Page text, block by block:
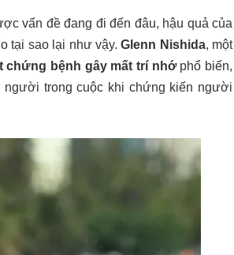
vấn đề đang đi đến đâu, hậu quả của
tại sao lại như vậy.Glenn Nishida, một
chứng bệnh gây mất trí nhớphổ biến,
trong cuộc khi chứng kiến người